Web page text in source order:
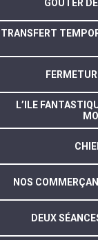
GOÛTER
TRANSFERT
L’ILE
NOS
DEUX